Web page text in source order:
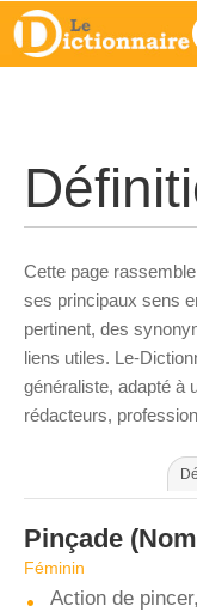
Cette page
ses principaux sens
pertinent, des
liens utiles. Le-
généraliste, adapté à
rédacteurs,
Pinçade
Féminin
Action de